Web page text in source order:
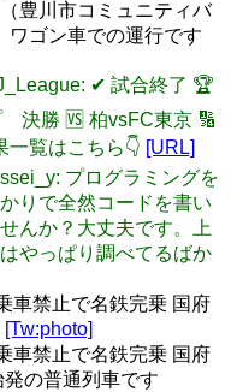
豊川市コミュニティバ
ワゴン車での運行です
✔ 試合終了 🏆
決勝 🆚 柏vsFC東京 🔢
一覧はこちら👇 [URL]
プログラミングを
りで全然コードを書い
んか？大丈夫です。上
やっぱり調べてるばか
車禁止で名鉄完乗 国府
[Tw:photo]
車禁止で名鉄完乗 国府
の普通列車です